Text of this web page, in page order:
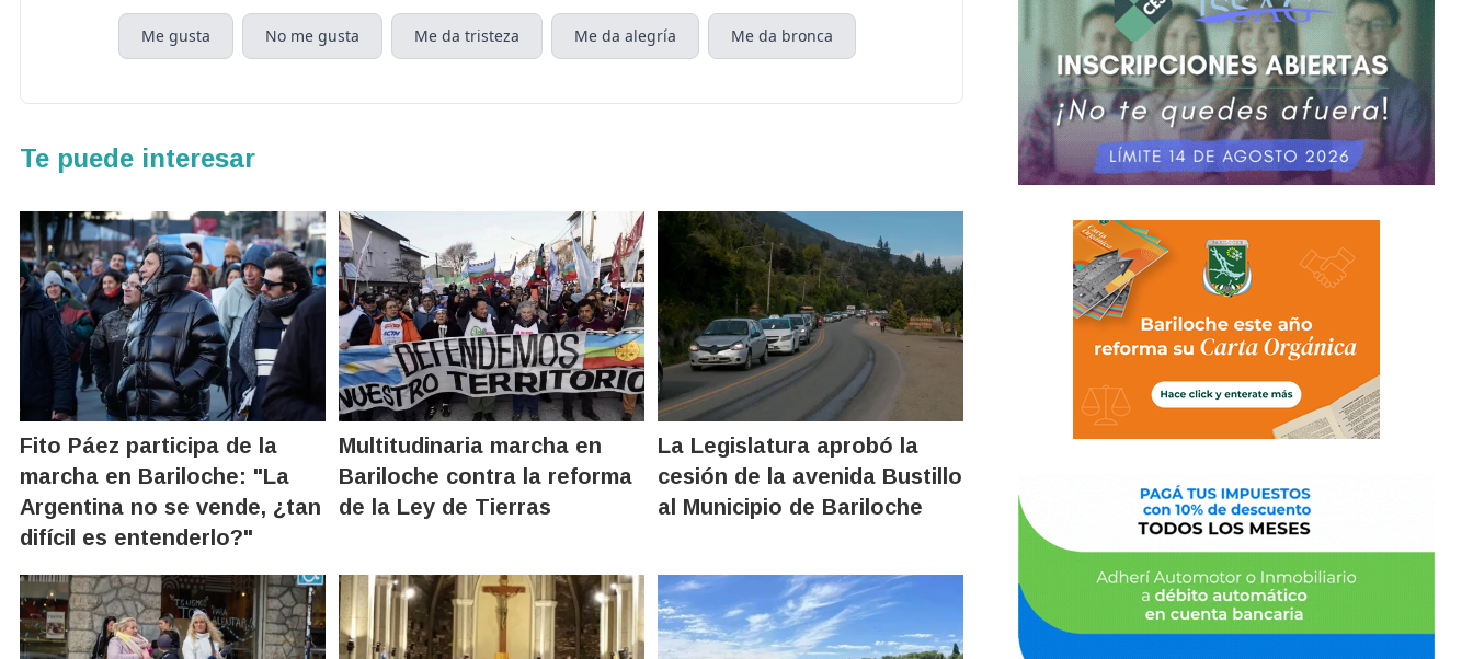
Me gusta No me gusta Me da tristeza Me da alegría Me da bronca
Te puede interesar
Fito Páez participa de la
marcha en Bariloche: "La
Argentina no se vende, ¿tan
difícil es entenderlo?"
Multitudinaria marcha en
Bariloche contra la reforma
de la Ley de Tierras
La Legislatura aprobó la
cesión de la avenida Bustillo
al Municipio de Bariloche